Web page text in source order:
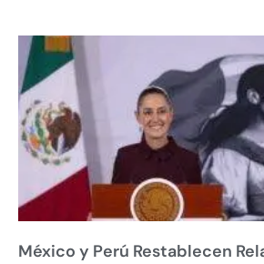
México y Perú Restablecen